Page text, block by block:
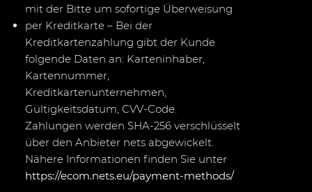
mit der Bitte um sofortige Überweisung
per Kreditkarte – Bei der
Kreditkartenzahlung gibt der Kunde
folgende Daten an: Karteninhaber,
Kartennummer,
Kreditkartenunternehmen,
Gültigkeitsdatum, CVV-Code.
Zahlungen werden SHA-256 verschlüsselt
über den Anbieter nets abgewickelt.
Nähere Informationen finden Sie unter
https://ecom.nets.eu/payment-methods/